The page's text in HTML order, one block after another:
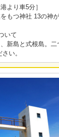
港より車5分］
もつ神社 13の神
いて
新島と式根島。
い。